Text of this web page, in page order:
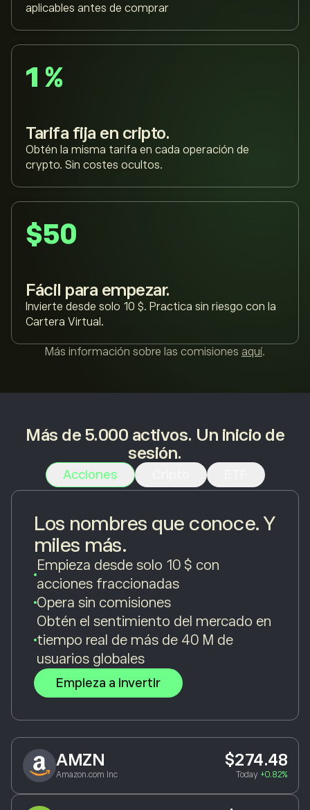
aplicables antes de comprar
1 %
Tarifa fija en cripto.
Obtén la misma tarifa en cada operación de
crypto. Sin costes ocultos.
$50
Fácil para empezar.
Invierte desde solo 10 $. Practica sin riesgo con la
Cartera Virtual.
Más información sobre las comisiones aquí.
Más de 5.000 activos. Un inicio de
sesión.
Acciones
Los nombres que conoce. Y
miles más.
Empieza desde solo 10 $ con
acciones fraccionadas
Opera sin comisiones
Obtén el sentimiento del mercado en
tiempo real de más de 40 M de
usuarios globales
Empieza a invertir
AMZN
Amazon.com Inc
$274.48
Today +0.82%